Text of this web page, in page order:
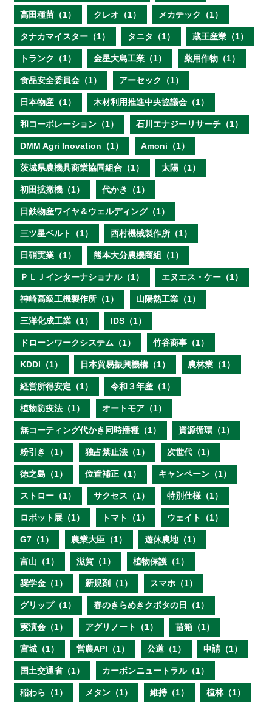
高田種苗（1） クレオ（1） メカテック（1）
タナカマイスター（1） タニタ（1） 蔵王産業（1）
トランク（1） 金星大島工業（1） 薬用作物（1）
食品安全委員会（1） アーセック（1）
日本物産（1） 木材利用推進中央協議会（1）
和コーポレーション（1） 石川エナジーリサーチ（1）
DMM Agri Inovation（1） Amoni（1）
茨城県農機具商業協同組合（1） 太陽（1）
初田拡撒機（1） 代かき（1）
日鉄物産ワイヤ＆ウェルディング（1）
三ツ星ベルト（1） 西村機械製作所（1）
日硝実業（1） 熊本大分農機商組（1）
ＰＬＪインターナショナル（1） エヌエス・ケー（1）
神崎高級工機製作所（1） 山陽熱工業（1）
三洋化成工業（1） IDS（1）
ドローンワークシステム（1） 竹谷商事（1）
KDDI（1） 日本貿易振興機構（1） 農林業（1）
経営所得安定（1） 令和３年産（1）
植物防疫法（1） オートモア（1）
無コーティング代かき同時播種（1） 資源循環（1）
粉引き（1） 独占禁止法（1） 次世代（1）
徳之島（1） 位置補正（1） キャンペーン（1）
ストロー（1） サクセス（1） 特別仕様（1）
ロボット展（1） トマト（1） ウェイト（1）
G7（1） 農業大臣（1） 遊休農地（1）
富山（1） 滋賀（1） 植物保護（1）
奨学金（1） 新規剤（1） スマホ（1）
グリップ（1） 春のきらめきクボタの日（1）
実演会（1） アグリノート（1） 苗箱（1）
宮城（1） 営農API（1） 公道（1） 申請（1）
国土交通省（1） カーボンニュートラル（1）
稲わら（1） メタン（1） 維持（1） 植林（1）